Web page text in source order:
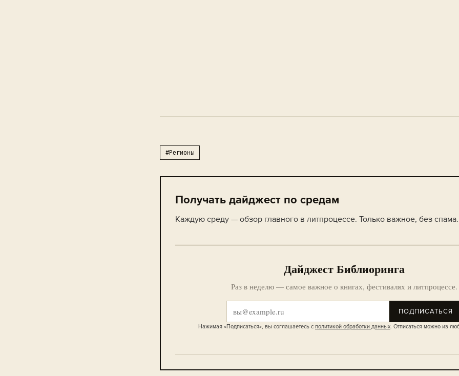
#Регионы
Получать дайджест по средам
Каждую среду — обзор главного в литпроцессе. Только важное, без спама.
Дайджест Библиоринга
Раз в неделю — самое важное о книгах, фестивалях и литпроцессе.
ПОДПИСАТЬСЯ
Нажимая «Подписаться», вы соглашаетесь с политикой обработки данных. Отписаться можно из